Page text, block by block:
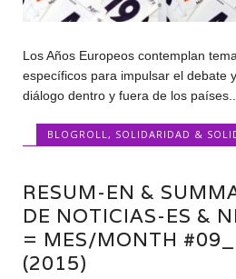
Los Años Europeos contemplan
específicos para impulsar el debate
diálogo dentro y fuera de los países....
BLOGROLL, SOLIDARIDAD &
RESUM-EN &
DE NOTICIAS-ES &
= MES/MONTH
(2015)